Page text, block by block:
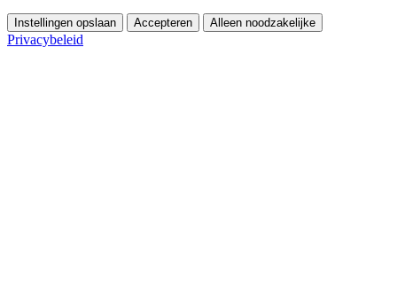
Instellingen opslaan Accepteren Alleen noodzakelijke
Privacybeleid